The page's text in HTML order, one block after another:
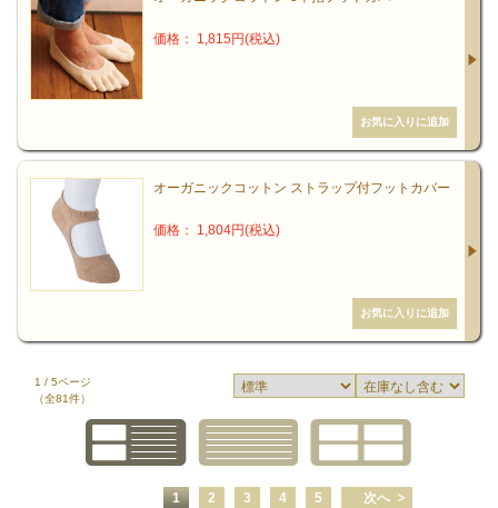
価格： 1,815円(税込)
オーガニックコットン ストラップ付フットカバー
価格： 1,804円(税込)
1 / 5ページ
（全81件）
1 2 3 4 5 次へ